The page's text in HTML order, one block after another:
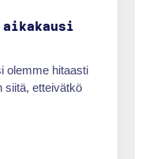
aikakausi
olemme hitaasti
siitä, etteivätkö